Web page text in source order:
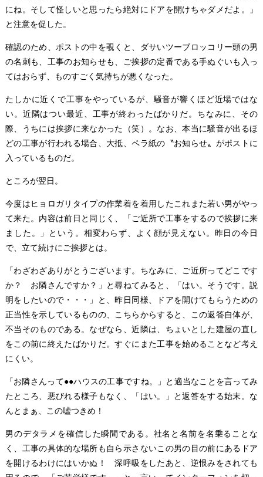
にね。そして怪しいと思ったら絶対にドアを開けちゃダメだよ。」
と注意を促した。
確認のため、ポストの中を覗くと、ダサいツーブロッコリー頭の男
の名刺も、工事のお知らせも、ご挨拶の定番である手ぬぐいも入っ
てはおらず、ものすごく気持ちが悪くなった。
たしかに近くで工事をやっているが、騒音が響くほど近場ではな
い。近隣はつい最近、工事が終わったばかりだ。ちなみに、その
際、うちには挨拶に来なかった（笑）。なお、本当に騒音が出るほ
どの工事が行われる場合、大抵、ペラ紙の〝お知らせ〟がポストに
入っているものだ。
ところが翌日。
今度はヒョロガリタイプの作業着を着用したこれまた若い男がやっ
て来た。内容は前日と同じく、「ご近所で工事をするので挨拶に来
ました。」という。相変わらず、よく顔が見えない。昨日の今日
で、立て続けにご挨拶とは。
「わざわざありがとうございます。ちなみに、ご近所ってどこです
か？ お隣さんですか？」と尋ねてみると、「はい。そうです。説
明をしたいので・・・」と、昨日同様、ドアを開けてもらうための
正当性を示しているものの、こちらからすると、この返答自体が、
不当そのものである。なぜなら、近隣は、ちょいとした建屋の直し
をこの前に終えたばかりだ。すぐにまた工事を始めることなど考え
にくい。
「お隣さんって●●ハウスの工事ですね。」と適当なことを言ってみ
たところ、悪びれる様子もなく、「はい。」と返答をする始末。な
んとまぁ、この嘘つきめ！
男のデタラメを確信した瞬間である。社名と名前を名乗ることな
く、工事の具体的な場所も自ら示さないこの男の目の前にあるドア
を開けるわけにはいかぬ！ 深呼吸をしたあと、逆恨みをされても